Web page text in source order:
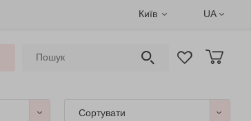
Київ UA
Сортувати